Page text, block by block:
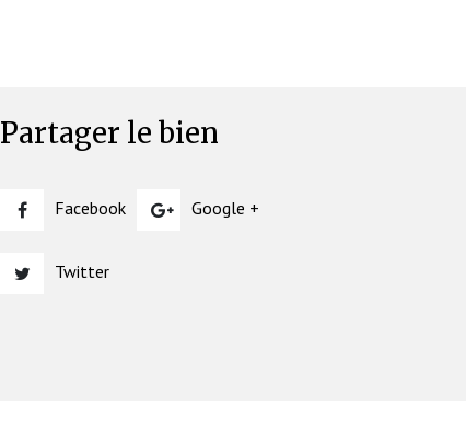
Partager le bien
Facebook Google +
Twitter